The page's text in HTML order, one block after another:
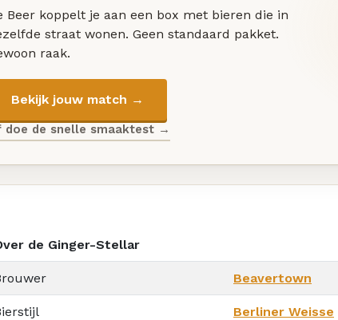
Beer koppelt je aan een box met bieren die in
straat wonen. Geen standaard pakket.
raak.
Bekijk jouw match →
doe de snelle smaaktest →
de Ginger-Stellar
Beavertown
Berliner Weisse